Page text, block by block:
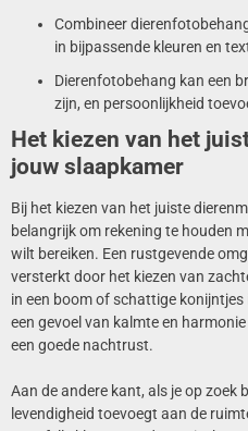
Combineer
in bijpassende kleuren en
Dierenfotobehang kan een
zijn, en persoonlijkheid
Het kiezen van het
jouw slaapkamer
Bij het kiezen van het juiste
belangrijk om rekening te houden
wilt bereiken. Een rustgevende
versterkt door het kiezen van
in een boom of schattige konijntjes
een gevoel van kalmte en
een goede nachtrust.
Aan de andere kant, als je op zoek
levendigheid toevoegt aan de